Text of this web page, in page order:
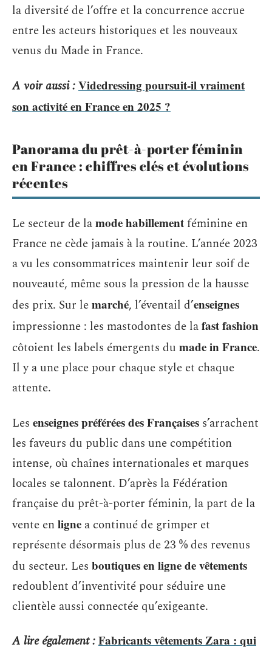
la diversité de l’offre et la concurrence accrue
entre les acteurs historiques et les nouveaux
venus du Made in France.
A voir aussi :Videdressing poursuit-il vraiment
son activité en France en 2025 ?
Panorama du prêt-à-porter féminin
en France : chiffres clés et évolutions
récentes
Le secteur de lamode habillementféminine en
France ne cède jamais à la routine. L’année 2023
a vu les consommatrices maintenir leur soif de
nouveauté, même sous la pression de la hausse
des prix. Sur lemarché, l’éventail d’enseignes
impressionne : les mastodontes de lafast fashion
côtoient les labels émergents du made in France.
Il y a une place pour chaque style et chaque
attente.
Les enseignes préférées des Françaises s’arrachent
les faveurs du public dans une compétition
intense, où chaînes internationales et marques
locales se talonnent. D’après la Fédération
française du prêt-à-porter féminin, la part de la
vente enligne a continué de grimper et
représente désormais plus de 23 % des revenus
du secteur. Les boutiques en ligne de vêtements
redoublent d’inventivité pour séduire une
clientèle aussi connectée qu’exigeante.
A lire également :Fabricants vêtements Zara : qui